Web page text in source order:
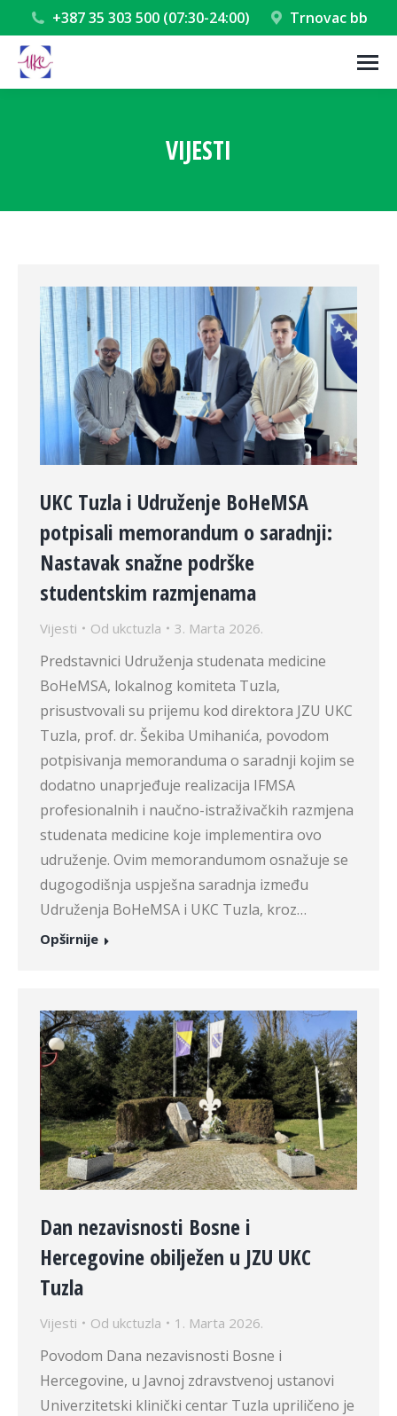
+387 35 303 500 (07:30-24:00) Trnovac bb
VIJESTI
UKC Tuzla i Udruženje BoHeMSA
potpisali memorandum o saradnji:
Nastavak snažne podrške
studentskim razmjenama
Vijesti Od ukctuzla 3. Marta 2026.
Predstavnici Udruženja studenata medicine
BoHeMSA, lokalnog komiteta Tuzla,
prisustvovali su prijemu kod direktora JZU UKC
Tuzla, prof. dr. Šekiba Umihanića, povodom
potpisivanja memoranduma o saradnji kojim se
dodatno unaprjeđuje realizacija IFMSA
profesionalnih i naučno-istraživačkih razmjena
studenata medicine koje implementira ovo
udruženje. Ovim memorandumom osnažuje se
dugogodišnja uspješna saradnja između
Udruženja BoHeMSA i UKC Tuzla, kroz…
Opširnije
Dan nezavisnosti Bosne i
Hercegovine obilježen u JZU UKC
Tuzla
Vijesti Od ukctuzla 1. Marta 2026.
Povodom Dana nezavisnosti Bosne i
Hercegovine, u Javnoj zdravstvenoj ustanovi
Univerzitetski klinički centar Tuzla upriličeno je